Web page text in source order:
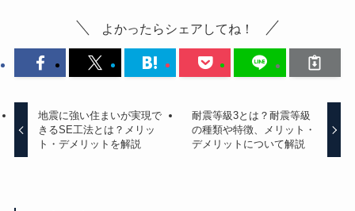
よかったらシェアしてね！
地震に強い住まいが実現で
きるSE工法とは？メリッ
ト・デメリットを解説
耐震等級3とは？耐震等級
の種類や特徴、メリット・
デメリットについて解説